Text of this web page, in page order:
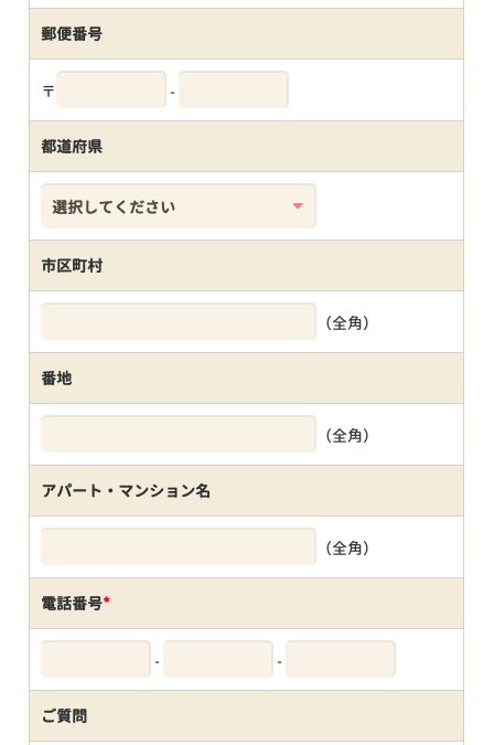
郵便番号
〒 -
都道府県
市区町村
（全角）
番地
（全角）
アパート・マンション名
（全角）
電話番号*
- -
ご質問